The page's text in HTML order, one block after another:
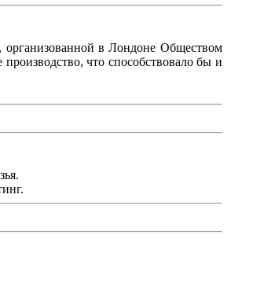
в Лондоне Обществом
что способствовало бы и